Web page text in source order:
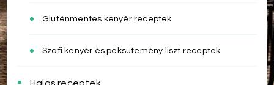
Gluténmentes kenyér receptek
Szafi kenyér és péksütemény liszt receptek